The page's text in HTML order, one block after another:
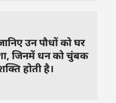
उन पौधों को घर
जिनमें धन को चुंबक
होती है।